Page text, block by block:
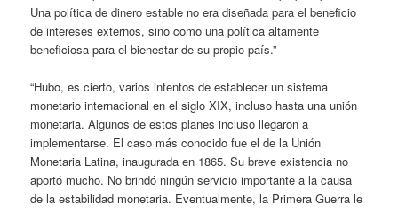
Una política de dinero estable no era diseñada para el beneficio
de intereses externos, sino como una política altamente
beneficiosa para el bienestar de su propio país.”
“Hubo, es cierto, varios intentos de establecer un sistema
monetario internacional en el siglo XIX, incluso hasta una unión
monetaria. Algunos de estos planes incluso llegaron a
implementarse. El caso más conocido fue el de la Unión
Monetaria Latina, inaugurada en 1865. Su breve existencia no
aportó mucho. No brindó ningún servicio importante a la causa
de la estabilidad monetaria. Eventualmente, la Primera Guerra le